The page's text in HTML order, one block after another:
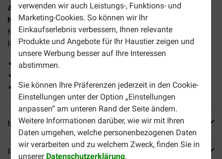
verwenden wir auch Leistungs-, Funktions- und
Marketing-Cookies. So können wir Ihr
Einkaufserlebnis verbessern, Ihnen relevante
Produkte und Angebote für Ihr Haustier zeigen und
unsere Werbung besser auf Ihre Interessen
abstimmen.
Sie können Ihre Präferenzen jederzeit in den Cookie-
Einstellungen unter der Option „Einstellungen
anpassen“ am unteren Rand der Seite ändern.
Weitere Informationen darüber, wie wir mit Ihren
Daten umgehen, welche personenbezogenen Daten
wir verarbeiten und zu welchem Zweck, finden Sie in
unserer Datenschutzerklärung.
Almo Nature HFC Natural Thunfisch und Huhn Katzen-
Nassfutter (55 g)ist ein hochwertiges, anfüllendes
Nassfutter geeignet für ausgewachsene Katzen aller
Rassen.
Lecker und reich an Fleisch
Zubereitet aus den besten Zutaten
Mehr Produktinfos
Reviews